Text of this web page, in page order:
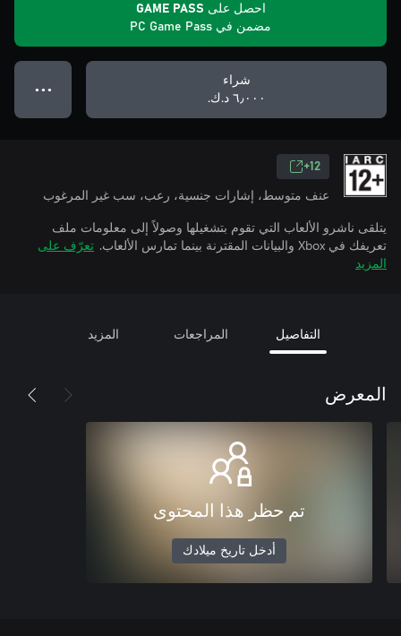
احصل على GAME PASS
مضمن في PC Game Pass
شراء
٦٫٠٠٠ د.ك.‏
● ● ●
12+
عنف متوسط، إشارات جنسية، رعب، سب غير المرغوب
يتلقى ناشرو الألعاب التي تقوم بتشغيلها وصولاً إلى معلومات ملف
تعريفك في Xbox والبيانات المقترنة بينما تمارس الألعاب.
تعرّف على
المزيد
التفاصيل المراجعات المزيد
المعرض
تم حظر هذا المحتوى
أدخل تاريخ ميلادك